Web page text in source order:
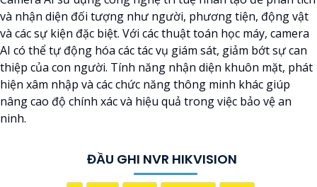
cậy và tiết kiệm chi phí.
Camera của Hikvision được biết đến là một trong những
thương hiệu hàng đầu thế giới về giải pháp an ninh video.
Với các tính năng và công nghệ tiên tiến, camera Hikvision
không chỉchắc chắnchất lượng hình ảnh sắc nét mà còn
đem đến sự tin cậy và an toàn cho dự án của quý vị.
Nếu quý vị quan tâm đến việc lắp đặt camera Hikvision giá
sẵn lòng hỗ trợ và tư vấn cho quý vị.
và nhận diện đối tượng như người, phương tiện, động vật
và các sự kiện đặc biệt. Với các thuật toán học máy, camera
AI có thể tự động hóa các tác vụ giám sát, giảm bớt sự can
thiệp của con người. Tính năng nhận diện khuôn mặt, phát
hiện xâm nhập và các chức năng thông minh khác giúp
nâng cao độ chính xác và hiệu quả trong việc bảo vệ an
ninh.
ĐẦU GHI NVR HIKVISION